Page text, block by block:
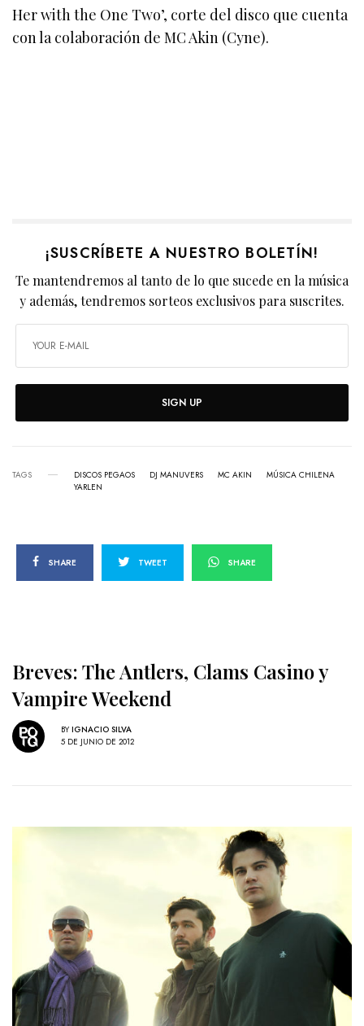
Her with the One Two’, corte del disco que cuenta
con la colaboración de MC Akin (Cyne).
¡SUSCRÍBETE A NUESTRO BOLETÍN!
Te mantendremos al tanto de lo que sucede en la música
y además, tendremos sorteos exclusivos para suscrites.
SIGN UP
TAGS DISCOS PEGAOS DJ MANUVERS MC AKIN
MÚSICA CHILENA
YARLEN
SHARE TWEET SHARE
Breves: The Antlers, Clams Casino y
Vampire Weekend
BY IGNACIO SILVA
5 DE JUNIO DE 2012